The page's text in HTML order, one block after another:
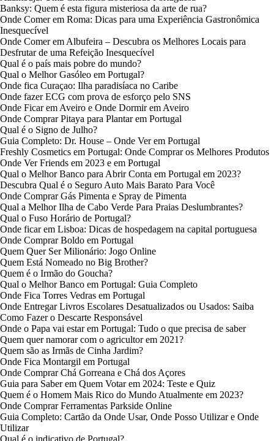
Banksy: Quem é esta figura misteriosa da arte de rua?
Onde Comer em Roma: Dicas para uma Experiência Gastronômica
Inesquecível
Onde Comer em Albufeira – Descubra os Melhores Locais para
Desfrutar de uma Refeição Inesquecível
Qual é o país mais pobre do mundo?
Qual o Melhor Gasóleo em Portugal?
Onde fica Curaçao: Ilha paradisíaca no Caribe
Onde fazer ECG com prova de esforço pelo SNS
Onde Ficar em Aveiro e Onde Dormir em Aveiro
Onde Comprar Pitaya para Plantar em Portugal
Qual é o Signo de Julho?
Guia Completo: Dr. House – Onde Ver em Portugal
Freshly Cosmetics em Portugal: Onde Comprar os Melhores Produtos
Onde Ver Friends em 2023 e em Portugal
Qual o Melhor Banco para Abrir Conta em Portugal em 2023?
Descubra Qual é o Seguro Auto Mais Barato Para Você
Onde Comprar Gás Pimenta e Spray de Pimenta
Qual a Melhor Ilha de Cabo Verde Para Praias Deslumbrantes?
Qual o Fuso Horário de Portugal?
Onde ficar em Lisboa: Dicas de hospedagem na capital portuguesa
Onde Comprar Boldo em Portugal
Quem Quer Ser Milionário: Jogo Online
Quem Está Nomeado no Big Brother?
Quem é o Irmão do Goucha?
Qual o Melhor Banco em Portugal: Guia Completo
Onde Fica Torres Vedras em Portugal
Onde Entregar Livros Escolares Desatualizados ou Usados: Saiba
Como Fazer o Descarte Responsável
Onde o Papa vai estar em Portugal: Tudo o que precisa de saber
Quem quer namorar com o agricultor em 2021?
Quem são as Irmãs de Cinha Jardim?
Onde Fica Montargil em Portugal
Onde Comprar Chá Gorreana e Chá dos Açores
Guia para Saber em Quem Votar em 2024: Teste e Quiz
Quem é o Homem Mais Rico do Mundo Atualmente em 2023?
Onde Comprar Ferramentas Parkside Online
Guia Completo: Cartão da Onde Usar, Onde Posso Utilizar e Onde
Utilizar
Qual é o indicativo de Portugal?